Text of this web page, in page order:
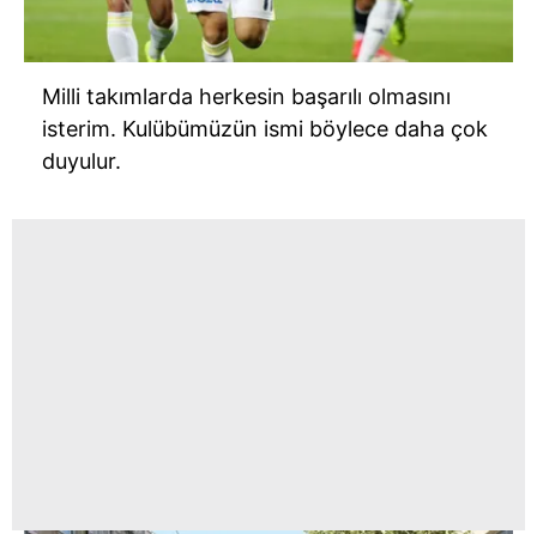
Milli takımlarda herkesin başarılı olmasını
isterim. Kulübümüzün ismi böylece daha çok
duyulur.